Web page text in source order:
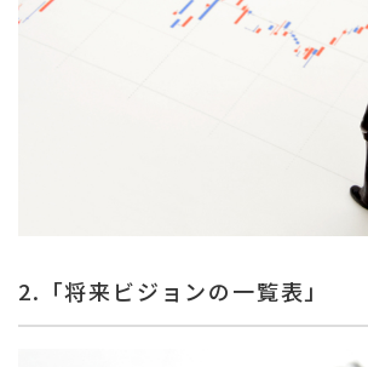
2.「将来ビジョンの一覧表」